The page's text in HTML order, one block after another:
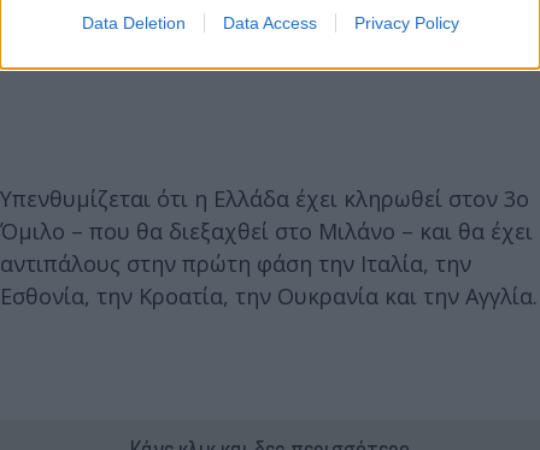
Data Deletion Data Access Privacy Policy
Υπενθυμίζεται ότι η Ελλάδα έχει κληρωθεί στον 3ο
Όμιλο – που θα διεξαχθεί στο Μιλάνο – και θα έχει
αντιπάλους στην πρώτη φάση την Ιταλία, την
Εσθονία, την Κροατία, την Ουκρανία και την Αγγλία.